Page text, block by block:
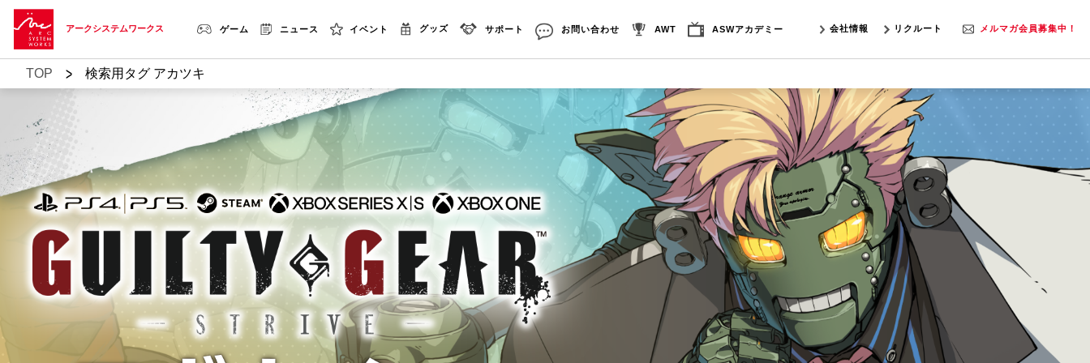
アークシステムワークス ゲーム ニュース イベント グッズ サポート お問い合わせ AWT ASWアカデミー 会社情報 リクルート メルマガ会員募集中！
TOP > 検索用タグ アカツキ